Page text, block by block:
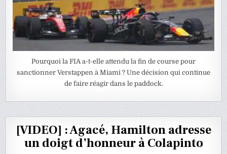
Pourquoi la FIA a-t-elle attendu la fin de course pour
sanctionner Verstappen à Miami ? Une décision qui continue
de faire réagir dans le paddock.
[VIDEO] : Agacé, Hamilton adresse
un doigt d’honneur à Colapinto